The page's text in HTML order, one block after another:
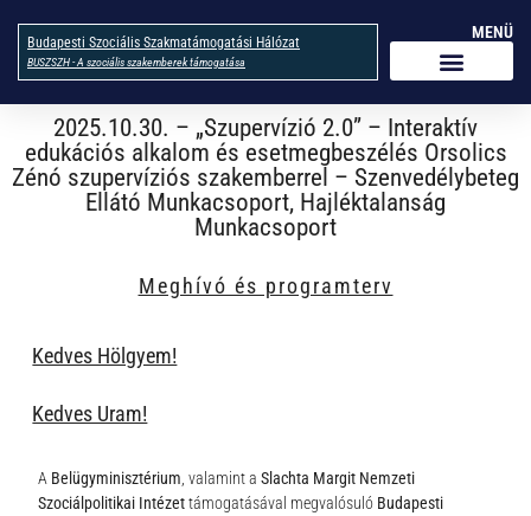
Budapesti Szociális Szakmatámogatási Hálózat
BUSZSZH - A szociális szakemberek támogatása
MENÜ
2025.10.30. – „Szupervízió 2.0” – Interaktív
edukációs alkalom és esetmegbeszélés Orsolics
Zénó szupervíziós szakemberrel – Szenvedélybeteg
Ellátó Munkacsoport, Hajléktalanság
Munkacsoport
Meghívó és programterv
Kedves Hölgyem!
Kedves Uram!
A Belügyminisztérium , valamint aSlachta Margit Nemzeti
Szociálpolitikai Intézettámogatásával megvalósuló Budapesti